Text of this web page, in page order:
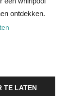
ontdekken.
TE LATEN